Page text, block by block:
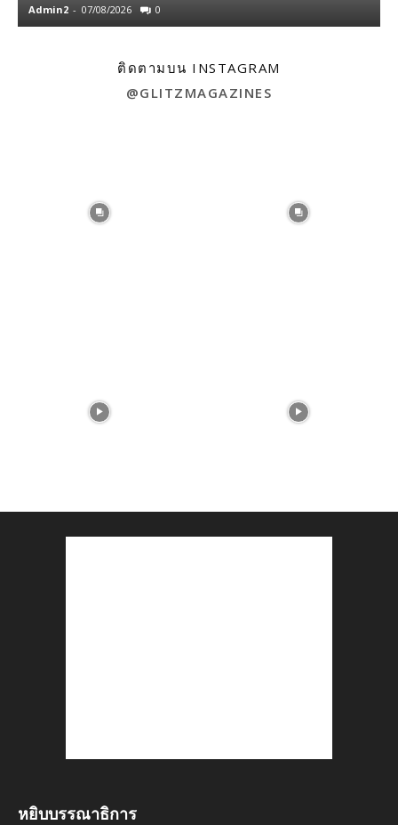
Admin2 - 07/08/2026 0
ติดตามบน INSTAGRAM
@GLITZMAGAZINES
หยิบบรรณาธิการ